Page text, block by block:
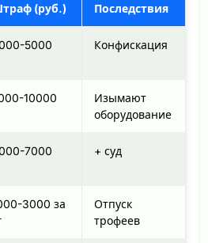
(руб.) Последствия
5000 Конфискация
10000
Изымают
оборудование
7000 + суд
3000 за
Отпуск
трофеев